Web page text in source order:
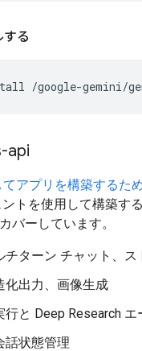
る
/google-gemini/
api
アプリを構築するた
トを使用して構築す
バーしています。
チターン チャット、ス
化出力、画像生成
と Deep Research エ
話状態管理